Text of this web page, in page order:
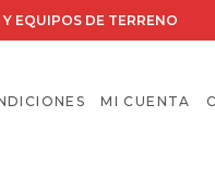
DE TERRENO
MI CUENTA